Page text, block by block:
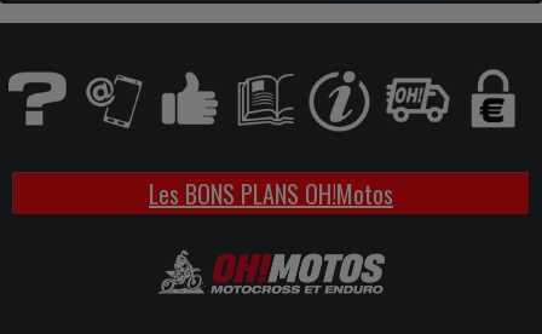
Les BONS PLANS OH!Motos